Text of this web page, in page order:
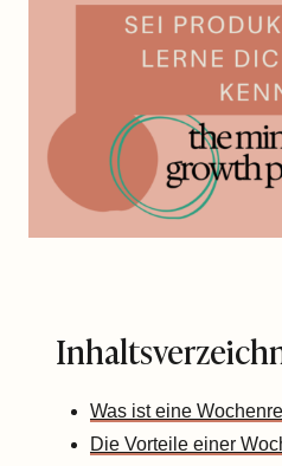
Was ist eine
Die Vorteile einer